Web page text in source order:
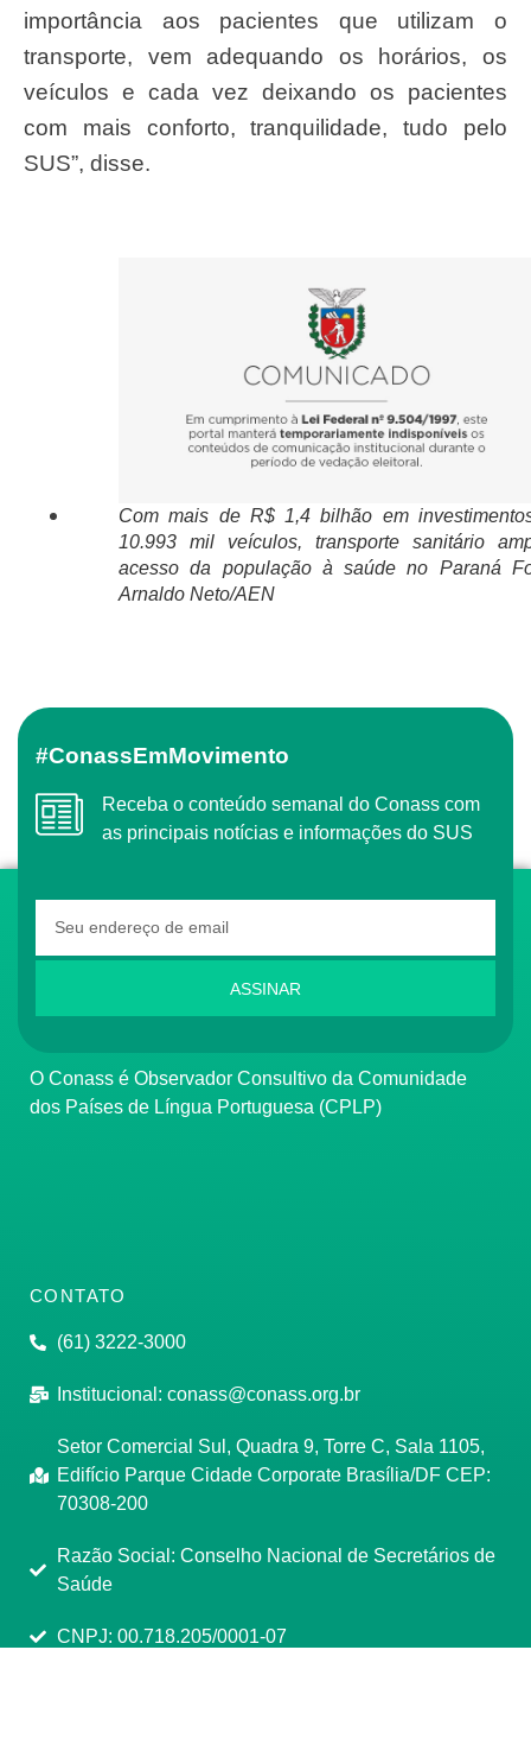
importância aos pacientes que utilizam o
transporte, vem adequando os horários, os
veículos e cada vez deixando os pacientes
com mais conforto, tranquilidade, tudo pelo
SUS”, disse.
Com mais de R$ 1,4 bilhão em
10.993 mil veículos, transporte sanitário
acesso da população à saúde no Paraná
Arnaldo Neto/AEN
#ConassEmMovimento
Receba o conteúdo semanal do Conass com
as principais notícias e informações do SUS
ASSINAR
O Conass é Observador Consultivo da Comunidade
dos Países de Língua Portuguesa (CPLP)
CONTATO
(61) 3222-3000
Institucional: conass@conass.org.br
Setor Comercial Sul, Quadra 9, Torre C, Sala 1105,
Edifício Parque Cidade Corporate Brasília/DF CEP:
70308-200
Razão Social: Conselho Nacional de Secretários de
Saúde
CNPJ: 00.718.205/0001-07